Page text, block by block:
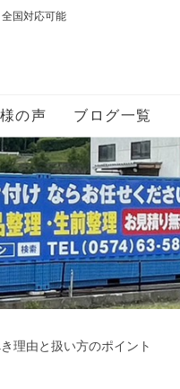
国対応可能
の声 ブログ一覧
理由と扱い方のポイント